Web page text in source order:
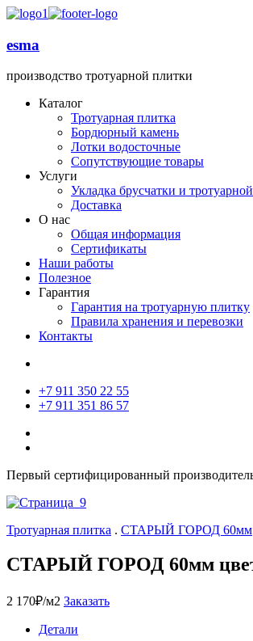
esma
производство тротуарной плитки
Каталог
Тротуарная плитка
Бордюрный камень
Лотки водосточные
Сопутствующие товары
Услуги
Укладка брусчатки и
Доставка
О нас
Общая информация
Сертификаты
Наши работы
Полезное
Гарантия
Гарантия на тротуарную плитку
Правила хранения и перевозки
Контакты
+7 911 350 22 55
+7 911 351 86 57
Первый сертифицированный
Тротуарная плитка . СТАРЫЙ ГОРОД 60мм
СТАРЫЙ ГОРОД 60мм
2 170₽/м2 Заказать
Детали